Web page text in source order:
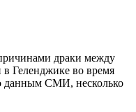
драки между
Геленджике во время
данным СМИ, несколько